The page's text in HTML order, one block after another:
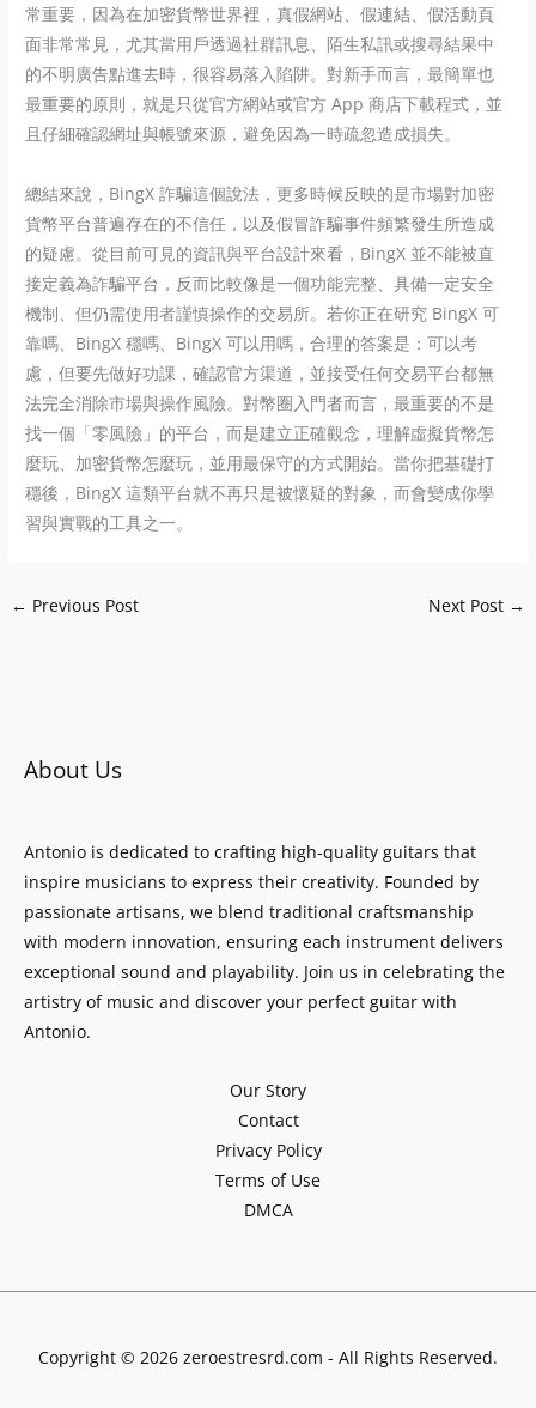
常重要，因為在加密貨幣世界裡，真假網站、假連結、假活動頁
面非常常見，尤其當用戶透過社群訊息、陌生私訊或搜尋結果中
的不明廣告點進去時，很容易落入陷阱。對新手而言，最簡單也
最重要的原則，就是只從官方網站或官方 App 商店下載程式，並
且仔細確認網址與帳號來源，避免因為一時疏忽造成損失。
總結來說，BingX 詐騙這個說法，更多時候反映的是市場對加密
貨幣平台普遍存在的不信任，以及假冒詐騙事件頻繁發生所造成
的疑慮。從目前可見的資訊與平台設計來看，BingX 並不能被直
接定義為詐騙平台，反而比較像是一個功能完整、具備一定安全
機制、但仍需使用者謹慎操作的交易所。若你正在研究 BingX 可
靠嗎、BingX 穩嗎、BingX 可以用嗎，合理的答案是：可以考
慮，但要先做好功課，確認官方渠道，並接受任何交易平台都無
法完全消除市場與操作風險。對幣圈入門者而言，最重要的不是
找一個「零風險」的平台，而是建立正確觀念，理解虛擬貨幣怎
麼玩、加密貨幣怎麼玩，並用最保守的方式開始。當你把基礎打
穩後，BingX 這類平台就不再只是被懷疑的對象，而會變成你學
習與實戰的工具之一。
← Previous Post Next Post →
About Us
Antonio is dedicated to crafting high-quality guitars that
inspire musicians to express their creativity. Founded by
passionate artisans, we blend traditional craftsmanship
with modern innovation, ensuring each instrument delivers
exceptional sound and playability. Join us in celebrating the
artistry of music and discover your perfect guitar with
Antonio.
Our Story
Contact
Privacy Policy
Terms of Use
DMCA
Copyright © 2026 zeroestresrd.com - All Rights Reserved.